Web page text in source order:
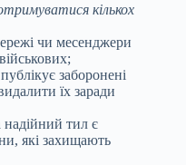
кількох
чи месенджери
заборонені
їх заради
надійний тил є
які захищають